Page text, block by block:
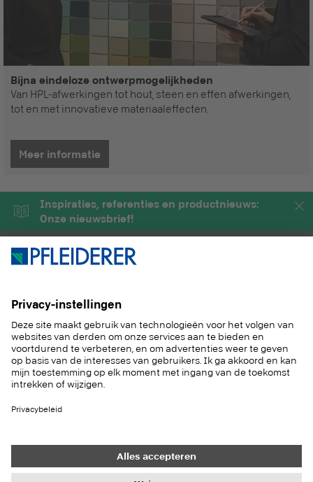
Bijna eindeloze ontwerpmogelijkheden
Van HPL-afwerkingen tot hout, steen en effen afwerkingen,
tot en met innovatieve materiaaleffecten.
Meer informatie
Inspiraties, referenties en productnieuws:
Onze nieuwsbrief!
PRODUCTEN
OPLOSSINGEN
DUURZAAM
SERVICE
CONTACT
Contact Inkoop
Impressum